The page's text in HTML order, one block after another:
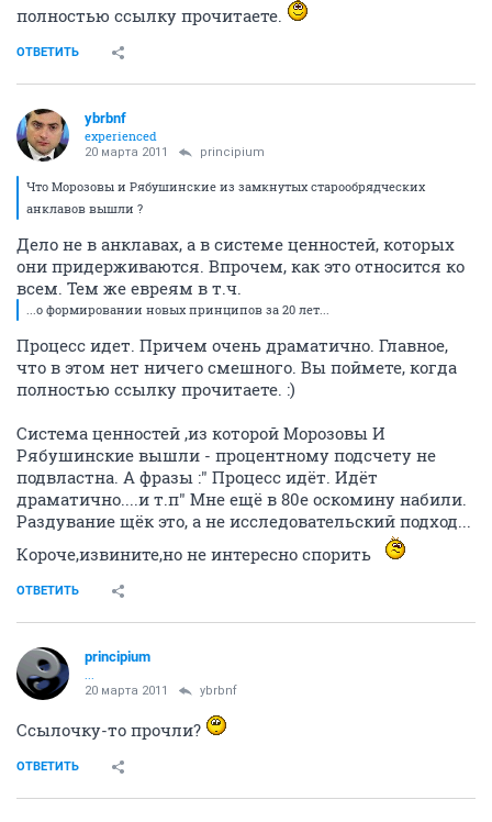
полностью ссылку прочитаете.
ОТВЕТИТЬ
ybrbnf
experienced
20 марта 2011 principium
Что Морозовы и Рябушинские из замкнутых старообрядческих
анклавов вышли ?
Дело не в анклавах, а в системе ценностей, которых
они придерживаются. Впрочем, как это относится ко
всем. Тем же евреям в т.ч.
...о формировании новых принципов за 20 лет...
Процесс идет. Причем очень драматично. Главное,
что в этом нет ничего смешного. Вы поймете, когда
полностью ссылку прочитаете. :)
Система ценностей ,из которой Морозовы И
Рябушинские вышли - процентному подсчету не
подвластна. А фразы :" Процесс идёт. Идёт
драматично....и т.п" Мне ещё в 80е оскомину набили.
Раздувание щёк это, а не исследовательский подход...
Короче,извините,но не интересно спорить
ОТВЕТИТЬ
principium
20 марта 2011 ybrbnf
Ссылочку-то прочли?
ОТВЕТИТЬ